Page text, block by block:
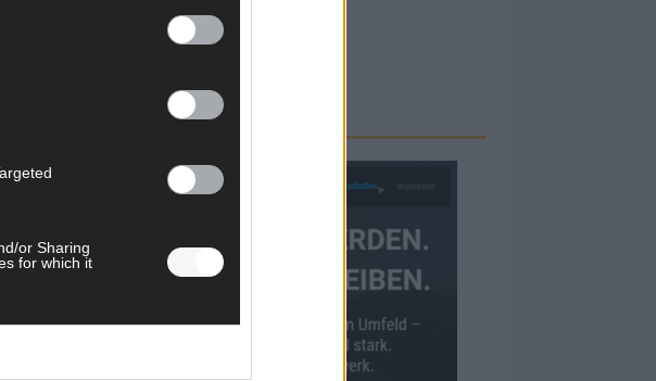
or Sharing
for which it
WERBE BEI UNS!